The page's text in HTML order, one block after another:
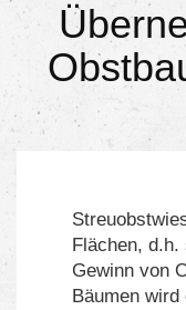
Flächen, d.h.
Gewinn von
Bäumen